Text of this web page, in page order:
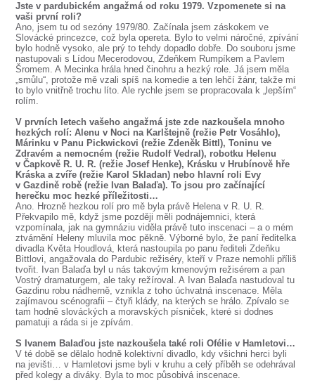
Jste v pardubickém angažmá od roku 1979. Vzpomenete si na
vaši první roli?
Ano, jsem tu od sezóny 1979/80. Začínala jsem záskokem ve
Slovácké princezce, což byla opereta. Bylo to velmi náročné, zpívání
bylo hodně vysoko, ale prý to tehdy dopadlo dobře. Do souboru jsme
nastupovali s Lídou Mecerodovou, Zdeňkem Rumpíkem a Pavlem
Šromem. A Mecinka hrála hned činohru a hezký role. Já jsem měla
„smůlu“, protože mě vzali spíš na komedie a ten lehčí žánr, takže mi
to bylo vnitřně trochu líto. Ale rychle jsem se propracovala k „lepším“
rolím.
V prvních letech vašeho angažmá jste zde nazkoušela mnoho
hezkých rolí: Alenu v Noci na Karlštejně (režie Petr Vosáhlo),
Márinku v Panu Pickwickovi (režie Zdeněk Bittl), Toninu ve
Zdravém a nemocném (režie Rudolf Vedral), robotku Helenu
v Čapkově R. U. R. (režie Josef Henke), Krásku v Hrubínově hře
Kráska a zvíře (režie Karol Skladan) nebo hlavní roli Evy
v Gazdině robě (režie Ivan Balaďa). To jsou pro začínající
herečku moc hezké příležitosti…
Ano. Hrozně hezkou rolí pro mě byla právě Helena v R. U. R.
Překvapilo mě, když jsme později měli podnájemnici, která
vzpomínala, jak na gymnáziu viděla právě tuto inscenaci – a o mém
ztvárnění Heleny mluvila moc pěkně. Výborné bylo, že paní ředitelka
divadla Květa Houdlová, která nastoupila po panu řediteli Zdeňku
Bittlovi, angažovala do Pardubic režiséry, kteří v Praze nemohli příliš
tvořit. Ivan Balaďa byl u nás takovým kmenovým režisérem a pan
Vostrý dramaturgem, ale taky režíroval. A Ivan Balaďa nastudoval tu
Gazdinu robu nádherně, vznikla z toho úchvatná inscenace. Měla
zajímavou scénografii – čtyři klády, na kterých se hrálo. Zpívalo se
tam hodně slováckých a moravských písniček, které si dodnes
pamatuji a ráda si je zpívám.
S Ivanem Balaďou jste nazkoušela také roli Ofélie v Hamletovi…
V té době se dělalo hodně kolektivní divadlo, kdy všichni herci byli
na jevišti… v Hamletovi jsme byli v kruhu a celý příběh se odehrával
před kolegy a diváky. Byla to moc působivá inscenace.